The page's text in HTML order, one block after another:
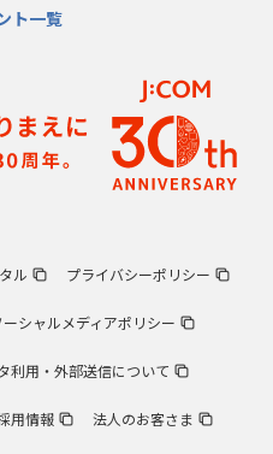
ト一覧
ル プライバシーポリシー
ーシャルメディアポリシー
利用・外部送信について
用情報 法人のお客さま